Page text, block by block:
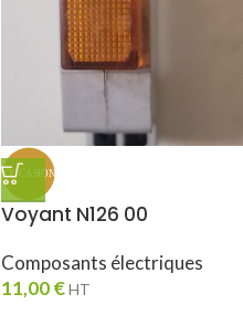
Voyant N126 00
Composants électriques
11,00€HT